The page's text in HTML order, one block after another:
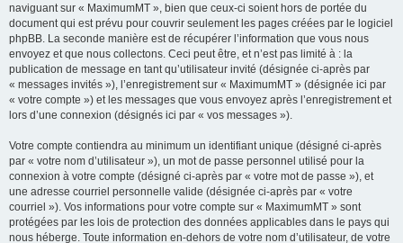
naviguant sur « MaximumMT », bien que ceux-ci soient hors de portée du
document qui est prévu pour couvrir seulement les pages créées par le logiciel
phpBB. La seconde manière est de récupérer l’information que vous nous
envoyez et que nous collectons. Ceci peut être, et n’est pas limité à : la
publication de message en tant qu’utilisateur invité (désignée ci-après par
« messages invités »), l’enregistrement sur « MaximumMT » (désignée ici par
« votre compte ») et les messages que vous envoyez après l’enregistrement et
lors d’une connexion (désignés ici par « vos messages »).
Votre compte contiendra au minimum un identifiant unique (désigné ci-après
par « votre nom d’utilisateur »), un mot de passe personnel utilisé pour la
connexion à votre compte (désigné ci-après par « votre mot de passe »), et
une adresse courriel personnelle valide (désignée ci-après par « votre
courriel »). Vos informations pour votre compte sur « MaximumMT » sont
protégées par les lois de protection des données applicables dans le pays qui
nous héberge. Toute information en-dehors de votre nom d’utilisateur, de votre